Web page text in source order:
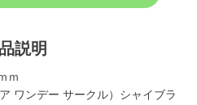
説明
ｍ
ワンデー サークル）シャイブラ